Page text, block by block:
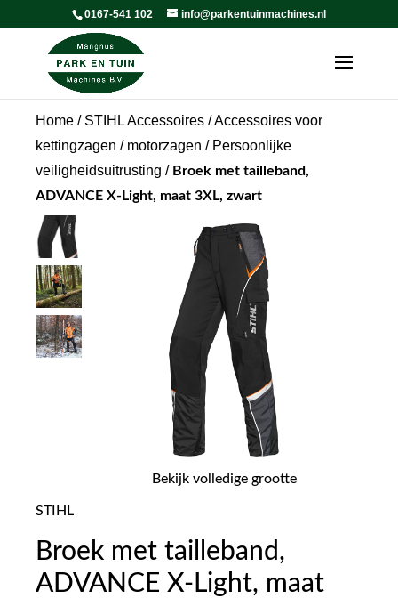
0167-541 102 info@parkentuinmachines.nl
Home / STIHL Accessoires /Accessoires voor
kettingzagen / motorzagen / Persoonlijke
veiligheidsuitrusting / Broek met tailleband,
ADVANCE X-Light, maat 3XL, zwart
Bekijk volledige grootte
STIHL
Broek met tailleband,
ADVANCE X-Light, maat